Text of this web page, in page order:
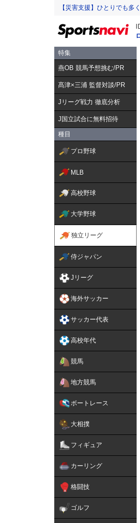
【災害支援】ひとりでも多
特集
燕OB 競馬予想挑む/PR
髙津×三浦 監督対談/PR
Jリーグ戦力 徹底分析
J国立試合に無料招待
種目
プロ野球
MLB
高校野球
大学野球
独立リーグ
侍ジャパン
Jリーグ
海外サッカー
サッカー代表
高校年代
競馬
地方競馬
ボートレース
大相撲
フィギュア
カーリング
格闘技
ゴルフ